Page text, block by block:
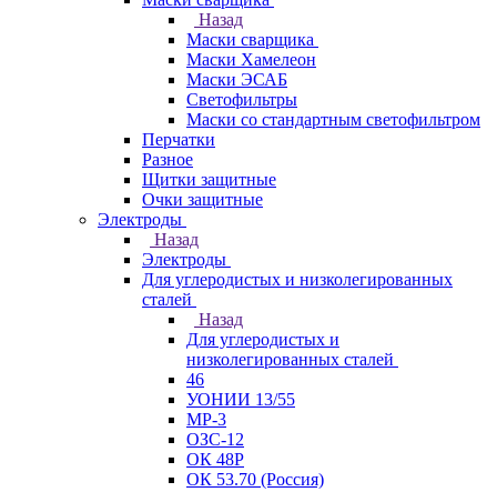
Назад
Маски сварщика
Маски Хамелеон
Маски ЭСАБ
Светофильтры
Маски со стандартным светофильтром
Перчатки
Разное
Щитки защитные
Очки защитные
Электроды
Назад
Электроды
Для углеродистых и низколегированных
сталей
Назад
Для углеродистых и
низколегированных сталей
46
УОНИИ 13/55
МР-3
ОЗС-12
ОК 48Р
ОК 53.70 (Россия)